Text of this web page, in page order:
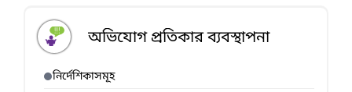
অভিযোগ প্রতিকার ব্যবস্থাপনা
নির্দেশিকাসমূহ